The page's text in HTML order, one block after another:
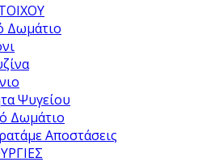
Δωμάτιο
Ψυγείου
Δωμάτιο
Αποστάσεις